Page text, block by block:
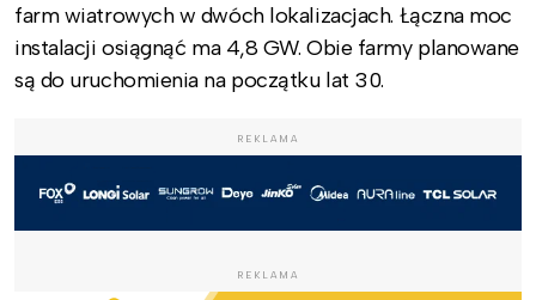
farm wiatrowych w dwóch lokalizacjach. Łączna moc
instalacji osiągnąć ma 4,8 GW. Obie farmy planowane
są do uruchomienia na początku lat 30.
REKLAMA
REKLAMA